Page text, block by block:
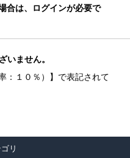
合は、ログインが必要で
いません。
：１０％）】で表記されて
リ